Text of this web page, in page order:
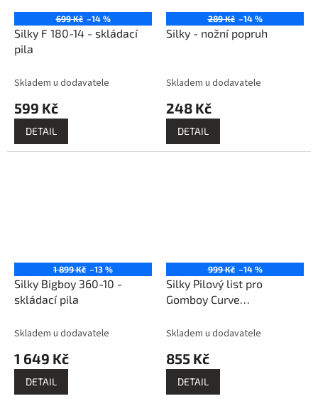
699 Kč –14 %
Silky F 180-14 - skládací
pila
Skladem u dodavatele
599 Kč
DETAIL
289 Kč –14 %
Silky - nožní popruh
Skladem u dodavatele
248 Kč
DETAIL
1 899 Kč –13 %
Silky Bigboy 360-10 -
skládací pila
Skladem u dodavatele
1 649 Kč
DETAIL
999 Kč –14 %
Silky Pilový list pro
Gomboy Curve
Outback Edition -
Skladem u dodavatele
855 Kč
DETAIL